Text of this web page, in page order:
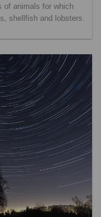
of animals for which
shellfish and lobsters.